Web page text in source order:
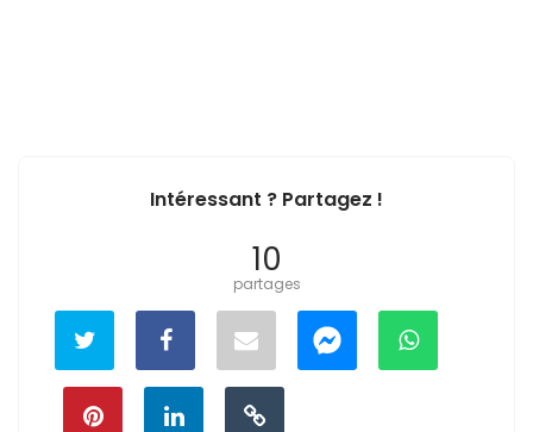
Intéressant ? Partagez !
10
partages